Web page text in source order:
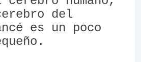
del
es un poco